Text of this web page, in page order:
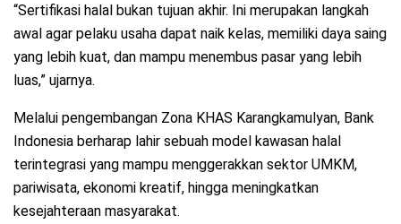
“Sertifikasi halal bukan tujuan akhir. Ini merupakan langkah
awal agar pelaku usaha dapat naik kelas, memiliki daya saing
yang lebih kuat, dan mampu menembus pasar yang lebih
luas,” ujarnya.
Melalui pengembangan Zona KHAS Karangkamulyan, Bank
Indonesia berharap lahir sebuah model kawasan halal
terintegrasi yang mampu menggerakkan sektor UMKM,
pariwisata, ekonomi kreatif, hingga meningkatkan
kesejahteraan masyarakat.